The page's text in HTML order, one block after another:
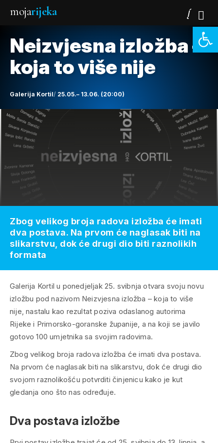
mojarijeka
Neizvjesna izložba –
koja to više nije
Galerija Kortil 25.05.– 13.06. (20:00)
Galerija Kortil u ponedjeljak 25. svibnja otvara svoju novu
izložbu pod nazivom Neizvjesna izložba – koja to više
nije, nastalu kao rezultat poziva odaslanog autorima
Rijeke i Primorsko-goranske županije, a na koji se javilo
gotovo 100 umjetnika sa svojim radovima.
Zbog velikog broja radova izložba će imati dva postava.
Na prvom će naglasak biti na slikarstvu, dok će drugi dio
svojom raznolikošću potvrditi činjenicu kako je kut
gledanja ono što nas određuje.
Dva postava izložbe
Zbog velikog broja radova izložba će imati
dva postava. Na prvom će naglasak biti na
slikarstvu, dok će drugi dio biti raznolikih
formata